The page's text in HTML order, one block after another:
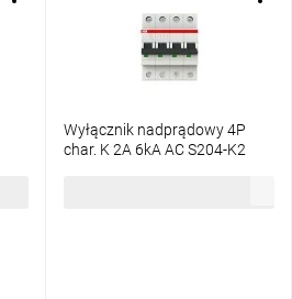
Wyłącznik nadprądowy 4P
char. K 2A 6kA AC S204-K2